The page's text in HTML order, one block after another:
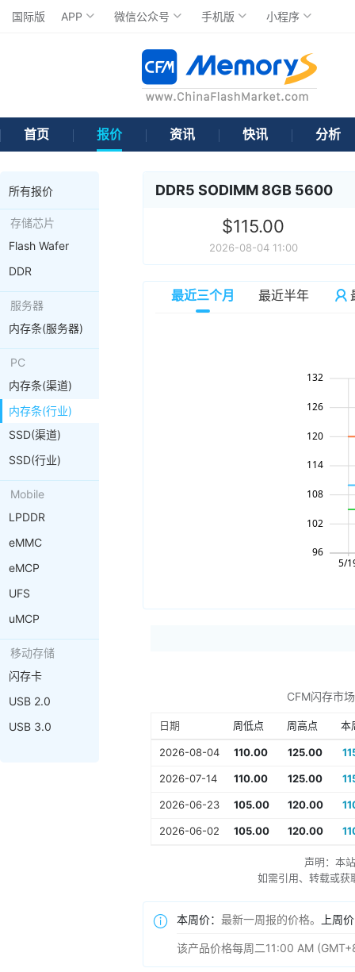
国际版 APP 微信公众号 手机版 小程序
首页 报价 资讯 快讯 分析
所有报价
存储芯片
Flash Wafer
DDR
服务器
内存条(服务器)
PC
内存条(渠道)
内存条(行业)
SSD(渠道)
SSD(行业)
Mobile
LPDDR
eMMC
eMCP
UFS
uMCP
移动存储
闪存卡
USB 2.0
USB 3.0
DDR5 SODIMM 8GB 5600
$115.00
2026-08-04 11:00
最近三个月 最近半年
CFM闪存市
日期 周低点 周高点 本
2026-08-04 110.00 125.00
2026-07-14 110.00 125.00
2026-06-23 105.00 120.00
2026-06-02 105.00 120.00
声明：本
如需引用、转载或
本周价： 最新一周报的价格。 上周
该产品价格每周二11:00 AM